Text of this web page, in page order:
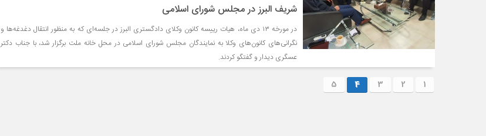
شریف البرز در مجلس شورای اسلامی
در مورخه ۱۳ دی ماه، هیات رییسه کانون وکلای دادگستری البرز در جلسه‌ای که به منظور انتقال دغدغه‌ها و
نگرانی‌های کانون‌های وکلا به نمایندگان مجلس شورای اسلامی در محل خانه ملت برگزار شد، با جناب دکتر
عسگری دیدار و گفتگو کردند.
1
2
3
4
5